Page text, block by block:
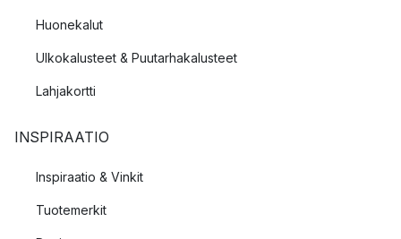
Huonekalut
Ulkokalusteet & Puutarhakalusteet
Lahjakortti
INSPIRAATIO
Inspiraatio & Vinkit
Tuotemerkit